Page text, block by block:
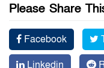
Please Share
Facebook
Linkedin